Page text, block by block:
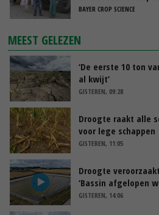
BAYER CROP SCIENCE
MEEST GELEZEN
‘De eerste 10 ton
al kwijt’
GISTEREN, 09:28
Droogte raakt alle
voor lege schappen
GISTEREN, 11:05
Droogte
‘Bassin afgelopen
GISTEREN, 14:06